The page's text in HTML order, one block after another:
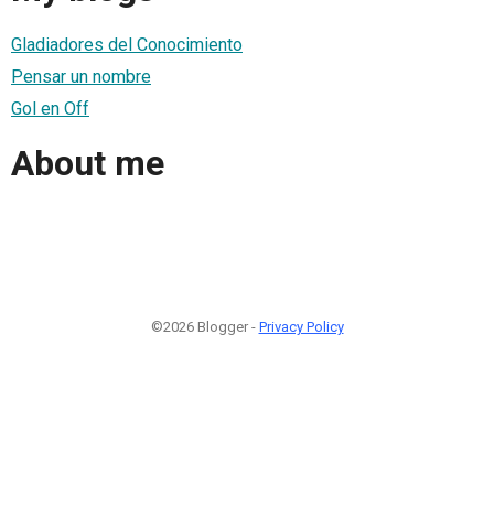
Gladiadores del Conocimiento
Pensar un nombre
Gol en Off
About me
©2026 Blogger - Privacy Policy